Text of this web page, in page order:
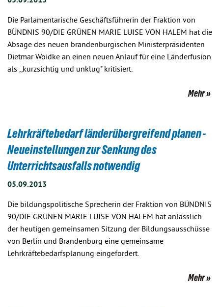
Die Parlamentarische Geschäftsführerin der Fraktion von
BÜNDNIS 90/DIE GRÜNEN MARIE LUISE VON HALEM hat die
Absage des neuen brandenburgischen Ministerpräsidenten
Dietmar Woidke an einen neuen Anlauf für eine Länderfusion
als ,,kurzsichtig und unklug" kritisiert.
Mehr
Lehrkräftebedarf länderübergreifend planen -
Neueinstellungen zur Senkung des
Unterrichtsausfalls notwendig
05.09.2013
Die bildungspolitische Sprecherin der Fraktion von BÜNDNIS
90/DIE GRÜNEN MARIE LUISE VON HALEM hat anlässlich
der heutigen gemeinsamen Sitzung der Bildungsausschüsse
von Berlin und Brandenburg eine gemeinsame
Lehrkräftebedarfsplanung eingefordert.
Mehr